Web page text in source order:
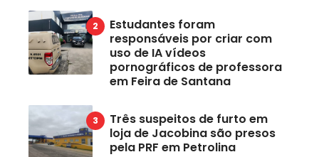
Estudantes foram
responsáveis por criar com
uso de IA vídeos
pornográficos de professora
em Feira de Santana
Três suspeitos de furto em
loja de Jacobina são presos
pela PRF em Petrolina